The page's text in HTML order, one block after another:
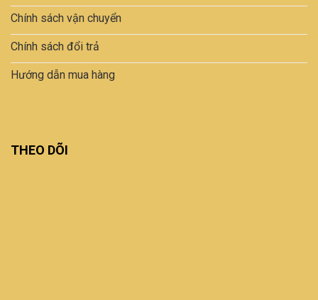
Chính sách vận chuyển
Chính sách đổi trả
Hướng dẫn mua hàng
THEO DÕI